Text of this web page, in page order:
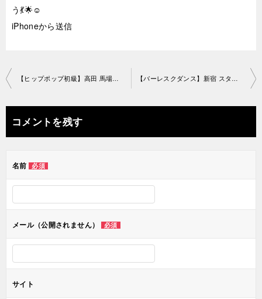
う💃🌟☺️
iPhoneから送信
投
ナ
ビ
ー
ン
コメントを残す
名前 必須
メール（公開されません） 必須
サイト